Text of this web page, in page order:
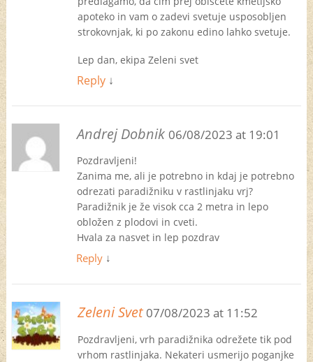
apoteko in vam o zadevi svetuje usposobljen
strokovnjak, ki po zakonu edino lahko svetuje.
Lep dan, ekipa Zeleni svet
Reply ↓
Andrej Dobnik 06/08/2023 at 19:01
Pozdravljeni!
Zanima me, ali je potrebno in kdaj je potrebno
odrezati paradižniku v rastlinjaku vrj?
Paradižnik je že visok cca 2 metra in lepo
obložen z plodovi in cveti.
Hvala za nasvet in lep pozdrav
Reply ↓
Zeleni Svet 07/08/2023 at 11:52
Pozdravljeni, vrh paradižnika odrežete tik pod
vrhom rastlinjaka. Nekateri usmerijo poganjke